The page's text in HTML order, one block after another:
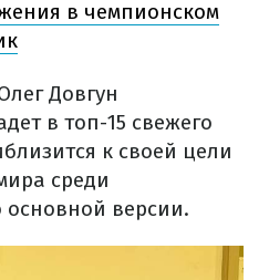
в чемпионском
Довгун
в топ-15 свежего
к своей цели
среди
версии.